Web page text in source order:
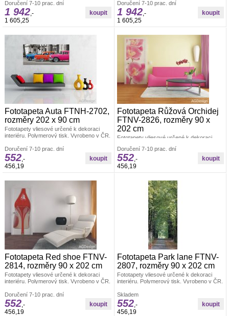
lepení fototapety ve čtyřech pruzích.
Lepidlo je součástí balení. Lepidlem se
natírá pouze zeď.
Doručení 7-10 prac. dní
1 942,-
1 605,25
Rozměr: š.360 x v.270 cm. Jednoduché
lepení fototapety ve čtyřech pruzích.
Lepidlo je součástí balení. Lepidlem se
natírá pouze zeď.
Doručení 7-10 prac. dní
1 942,-
1 605,25
Fototapeta Auta FTNH-2702,
rozměry 202 x 90 cm
Fototapety vliesové určené k dekoraci
interiéru. Polymerový tisk. Vyrobeno v ČR.
lepení fototapety jednoho dílu. Lepidlo je
součástí balení. Lepidlem se natírá pouze
zeď.
Doručení 7-10 prac. dní
552,-
456,19
Fototapeta Růžová Orchidej
FTNV-2826, rozměry 90 x
202 cm
Fototapety vliesové určené k dekoraci
Rozměr: š.90 x v.202cm. Jednoduché
lepení fototapety, jedno dílná. Lepidlo je
součástí balení. Lepidlem se natírá pouze
Doručení 7-10 prac. dní
552,-
456,19
Fototapeta Red shoe FTNV-
2814, rozměry 90 x 202 cm
Fototapety vliesové určené k dekoraci
interiéru. Polymerový tisk. Vyrobeno v ČR.
lepení fototapety, jedno dílná. Lepidlo je
součástí balení. Lepidlem se natírá pouze
zeď.
Doručení 7-10 prac. dní
552 ,-
456,19
Fototapeta Park lane FTNV-
2807, rozměry 90 x 202 cm
Fototapety vliesové určené k dekoraci
interiéru. Polymerový tisk. Vyrobeno v ČR.
lepení fototapety, jedno dílná. Lepidlo je
součástí balení. Lepidlem se natírá pouze
zeď.
Skladem
552,-
456,19